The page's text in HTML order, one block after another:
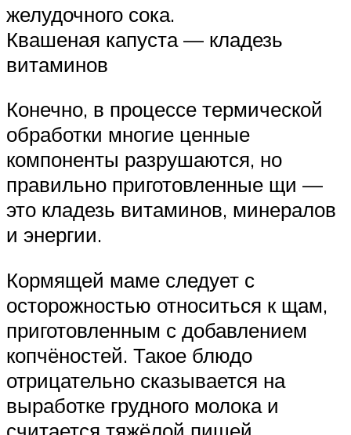
желудочного сока.
Квашеная капуста — кладезь
витаминов
Конечно, в процессе термической
обработки многие ценные
компоненты разрушаются, но
правильно приготовленные щи —
это кладезь витаминов, минералов
и энергии.
Кормящей маме следует с
осторожностью относиться к щам,
приготовленным с добавлением
копчёностей. Такое блюдо
отрицательно сказывается на
выработке грудного молока и